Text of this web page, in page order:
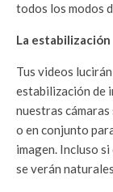
todos los modos
La estabilización
Tus videos
estabilización de
nuestras
o en conjunto
imagen. Incluso
se verán